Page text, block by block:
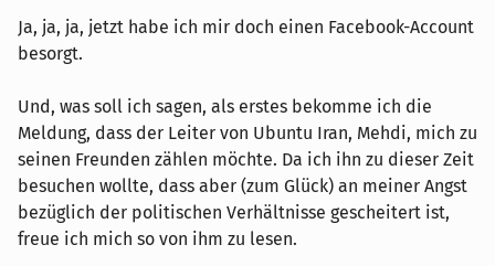
Ja, ja, ja, jetzt habe ich mir doch einen Facebook-Account
besorgt.
Und, was soll ich sagen, als erstes bekomme ich die
Meldung, dass der Leiter von Ubuntu Iran, Mehdi, mich zu
seinen Freunden zählen möchte. Da ich ihn zu dieser Zeit
besuchen wollte, dass aber (zum Glück) an meiner Angst
bezüglich der politischen Verhältnisse gescheitert ist,
freue ich mich so von ihm zu lesen.